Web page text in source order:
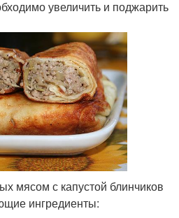
увеличить и поджарить
мясом с капустой блинчиков
ингредиенты: